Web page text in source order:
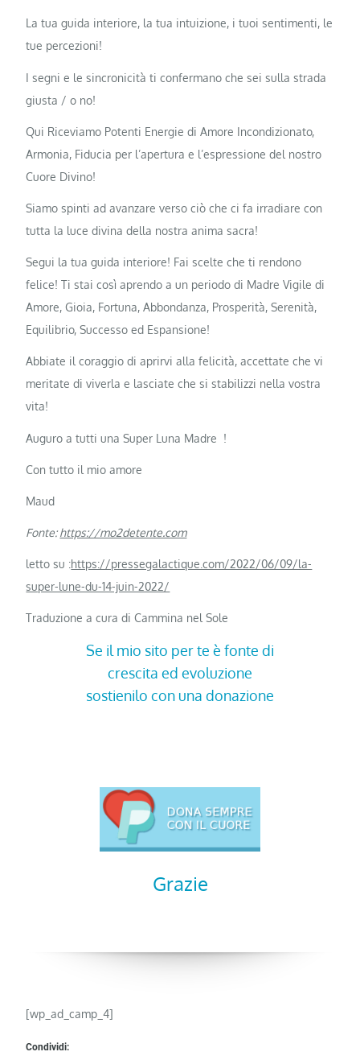
La tua guida interiore, la tua intuizione, i tuoi sentimenti, le
tue percezioni!
I segni e le sincronicità ti confermano che sei sulla strada
giusta / o no!
Qui Riceviamo Potenti Energie di Amore Incondizionato,
Armonia, Fiducia per l’apertura e l’espressione del nostro
Cuore Divino!
Siamo spinti ad avanzare verso ciò che ci fa irradiare con
tutta la luce divina della nostra anima sacra!
Segui la tua guida interiore! Fai scelte che ti rendono
felice! Ti stai così aprendo a un periodo di Madre Vigile di
Amore, Gioia, Fortuna, Abbondanza, Prosperità, Serenità,
Equilibrio, Successo ed Espansione!
Abbiate il coraggio di aprirvi alla felicità, accettate che vi
meritate di viverla e lasciate che si stabilizzi nella vostra
vita!
Auguro a tutti una Super Luna Madre !
Con tutto il mio amore
Maud
Fonte:https://mo2detente.com
letto su :https://pressegalactique.com/2022/06/09/la-
super-lune-du-14-juin-2022/
Traduzione a cura di Cammina nel Sole
Se il mio sito per te è fonte di
crescita ed evoluzione
sostienilo con una donazione
Grazie
[wp_ad_camp_4]
Condividi: